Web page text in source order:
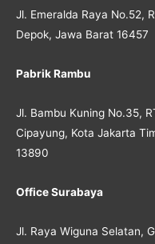
Jl. Emeralda Raya No.52,
Depok, Jawa Barat 16457
Pabrik Rambu
Jl. Bambu Kuning No.35,
Cipayung, Kota Jakarta
13890
Office Surabaya
Jl. Raya Wiguna Selatan,